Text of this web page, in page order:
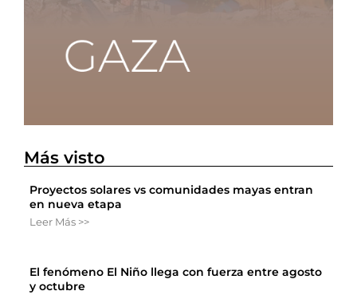
Más visto
Proyectos solares vs comunidades mayas entran
en nueva etapa
Leer Más >>
El fenómeno El Niño llega con fuerza entre agosto
y octubre